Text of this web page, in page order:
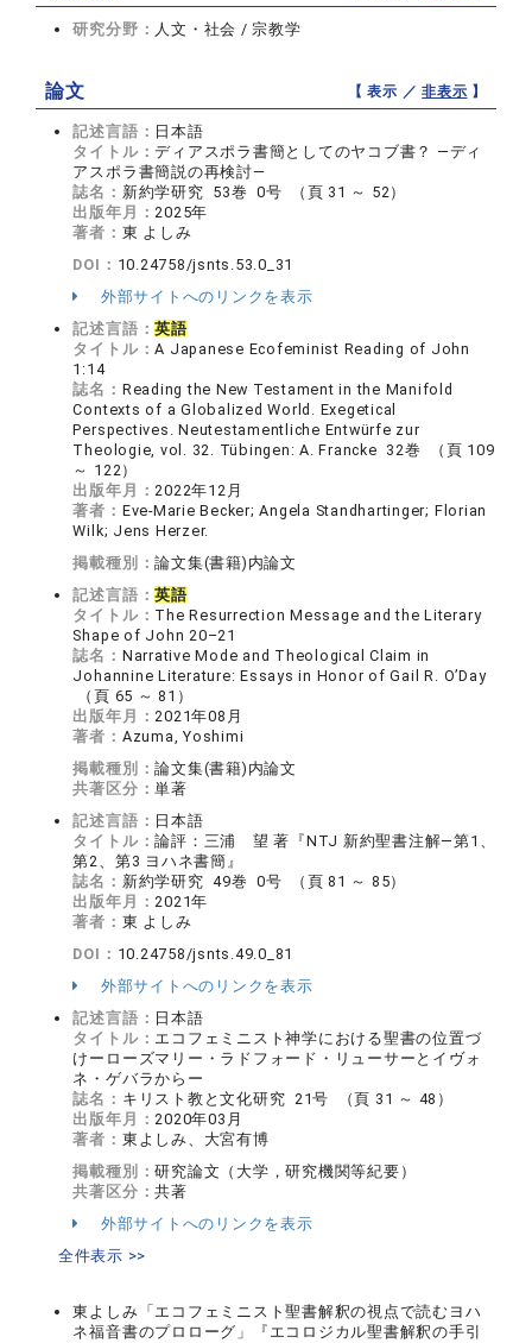
研究分野： 人文・社会 / 宗教学
論文 【 表示 ／非表示 】
記述言語： 日本語
タイトル：ディアスポラ書簡としてのヤコブ書？ ―ディ
アスポラ書簡説の再検討―
誌名： 新約学研究 53巻 0号 （頁 31 ～ 52）
出版年月： 2025年
著者： 東 よしみ
DOI： 10.24758/jsnts.53.0_31
外部サイトへのリンクを表示
記述言語：英語
タイトル：A Japanese Ecofeminist Reading of John
1:14
誌名： Reading the New Testament in the Manifold
Contexts of a Globalized World. Exegetical
Perspectives. Neutestamentliche Entwürfe zur
Theologie, vol. 32. Tübingen: A. Francke 32巻 （頁 109
～ 122）
出版年月： 2022年12月
著者： Eve-Marie Becker; Angela Standhartinger; Florian
Wilk; Jens Herzer.
掲載種別：論文集(書籍)内論文
記述言語：英語
タイトル： The Resurrection Message and the Literary
Shape of John 20–21
誌名： Narrative Mode and Theological Claim in
Johannine Literature: Essays in Honor of Gail R. O’Day
（頁 65 ～ 81）
出版年月： 2021年08月
著者： Azuma, Yoshimi
掲載種別：論文集(書籍)内論文
共著区分：単著
記述言語： 日本語
タイトル：論評：三浦 望 著『NTJ 新約聖書注解―第1、
第2、第3 ヨハネ書簡』
誌名： 新約学研究 49巻 0号 （頁 81 ～ 85）
出版年月： 2021年
著者： 東 よしみ
DOI： 10.24758/jsnts.49.0_81
外部サイトへのリンクを表示
記述言語： 日本語
タイトル： エコフェミニスト神学における聖書の位置づ
けーローズマリー・ラドフォード・リューサーとイヴォ
ネ・ゲバラからー
誌名： キリスト教と文化研究 21号 （頁 31 ～ 48）
出版年月： 2020年03月
著者： 東よしみ、大宮有博
掲載種別：研究論文（大学，研究機関等紀要）
共著区分：共著
外部サイトへのリンクを表示
全件表示 >>
東よしみ「エコフェミニスト聖書解釈の視点で読むヨハ
ネ福音書のプロローグ」『エコロジカル聖書解釈の手引